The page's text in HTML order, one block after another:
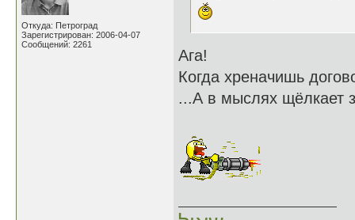
Откуда: Петроград
Зарегистрирован: 2006-04-07
Сообщений: 2261
Ага!
Когда хреначишь
...А в мыслях щёлкает